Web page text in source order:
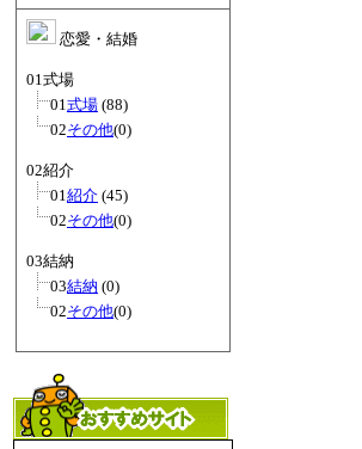
恋愛・結婚
01式場
01式場 (88)
02その他(0)
02紹介
01紹介 (45)
02その他(0)
03結納
03結納 (0)
02その他(0)